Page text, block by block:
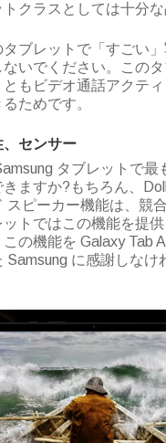
クラスとしては十分
ブレットで「すごい
いでください。この
もビデオ通話アクテ
ためです。
センサー
タブレットで最
ますか?もちろん、
スピーカー機能は、競
トではこの機能を提
の機能を Galaxy Tab
Samsung に感謝しなけ